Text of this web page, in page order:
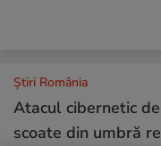
Știri România
Atacul cibernetic
scoate din umbră